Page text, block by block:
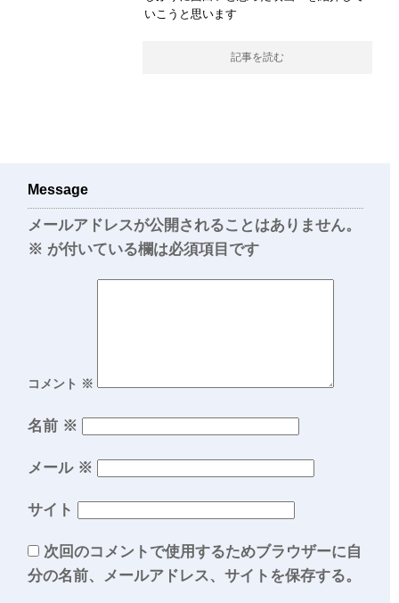
いこうと思います
記事を読む
Message
メールアドレスが公開されることはありません。
※ が付いている欄は必須項目です
コメント ※
名前 ※
メール ※
サイト
次回のコメントで使用するためブラウザーに自
分の名前、メールアドレス、サイトを保存する。